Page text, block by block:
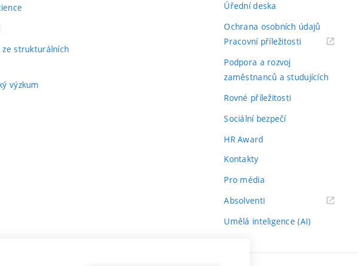
ze strukturálních
výzkum
Úřední deska
Ochrana osobních údajů
Pracovní příležitosti(externí
Podpora a rozvoj
zaměstnanců a studujících
Rovné příležitosti
Sociální bezpečí
HR Award
Kontakty
Pro média
Absolventi(externí
Umělá inteligence (AI)